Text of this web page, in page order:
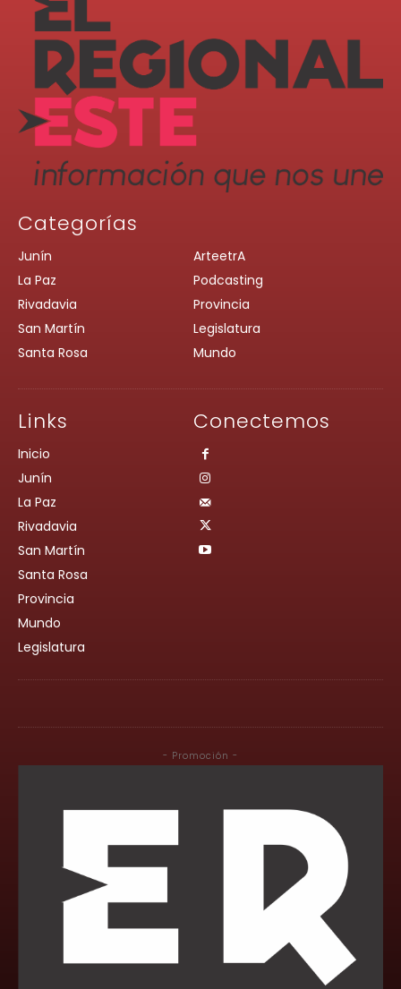
Categorías
Junín
La Paz
Rivadavia
San Martín
Santa Rosa
ArteetrA
Podcasting
Provincia
Legislatura
Mundo
Links
Inicio
Junín
La Paz
Rivadavia
San Martín
Santa Rosa
Provincia
Mundo
Legislatura
Conectemos
- Promoción -